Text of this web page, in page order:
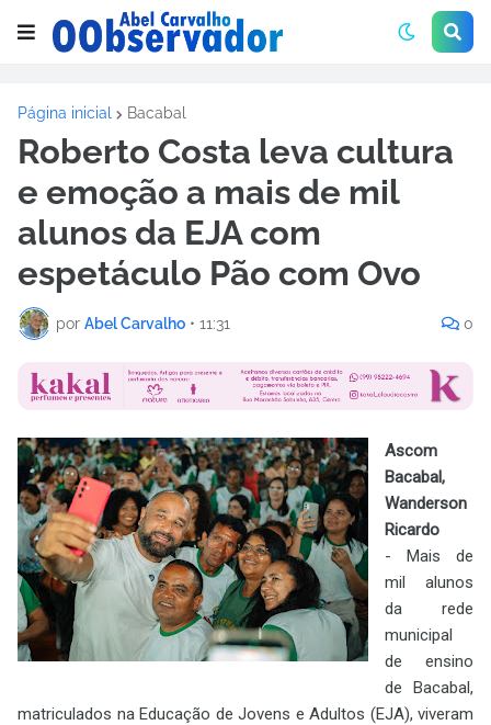
Página inicial Bacabal
Roberto Costa leva cultura
e emoção a mais de mil
alunos da EJA com
espetáculo Pão com Ovo
por Abel Carvalho • 11:31 0
Ascom
Bacabal,
Wanderson
Ricardo
- Mais de
mil alunos
da rede
municipal
de ensino
de Bacabal,
matriculados na Educação de Jovens e Adultos (EJA), viveram